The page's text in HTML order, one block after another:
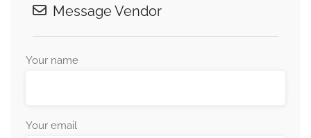
Message Vendor
Your name
Your email